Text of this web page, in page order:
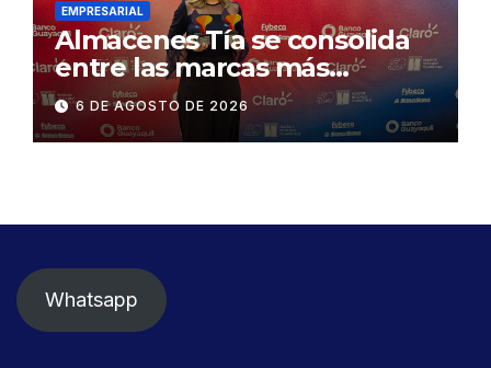
EMPRESARIAL
Almacenes Tía se consolida
entre las marcas más
influyentes del Ecuador
6 DE AGOSTO DE 2026
Whatsapp